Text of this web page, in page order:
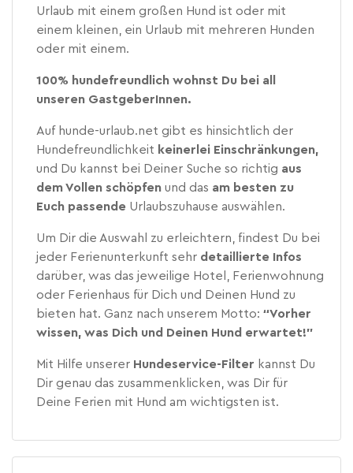
Urlaub mit einem großen Hund ist oder mit
einem kleinen, ein Urlaub mit mehreren Hunden
oder mit einem.
100% hundefreundlich wohnst Du bei all
unseren GastgeberInnen.
Auf hunde-urlaub.net gibt es hinsichtlich der
Hundefreundlichkeit keinerlei Einschränkungen,
und Du kannst bei Deiner Suche so richtig aus
dem Vollen schöpfen und das am besten zu
Euch passende Urlaubszuhause auswählen.
Um Dir die Auswahl zu erleichtern, findest Du bei
jeder Ferienunterkunft sehr detaillierte Infos
darüber, was das jeweilige Hotel, Ferienwohnung
oder Ferienhaus für Dich und Deinen Hund zu
bieten hat. Ganz nach unserem Motto: “Vorher
wissen, was Dich und Deinen Hund erwartet!”
Mit Hilfe unserer Hundeservice-Filter kannst Du
Dir genau das zusammenklicken, was Dir für
Deine Ferien mit Hund am wichtigsten ist.